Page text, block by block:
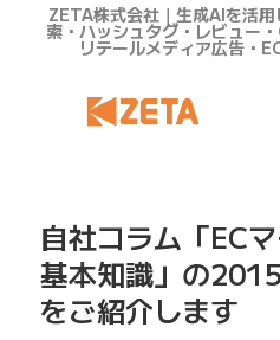
ZETA株式会社｜生成AIを活
索・ハッシュタグ・レビュー
リテールメディア広告・
自社コラム「EC
基本知識」の
をご紹介します